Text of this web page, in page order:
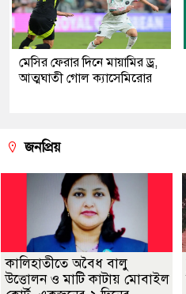
মেসির ফেরার দিনে মায়ামির ড্র,
আত্মঘাতী গোল ক্যাসেমিরোর
জনপ্রিয়
কালিহাতীতে অবৈধ বালু
উত্তোলন ও মাটি কাটায় মোবাইল